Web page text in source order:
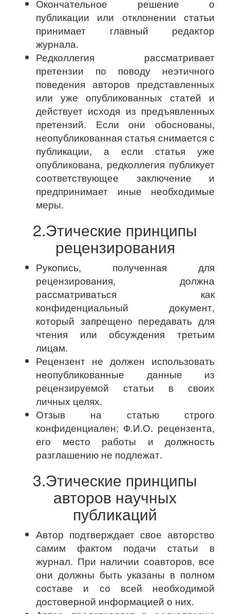
Окончательное решение о
публикации или отклонении статьи
принимает главный редактор
журнала.
Редколлегия рассматривает
претензии по поводу неэтичного
поведения авторов представленных
или уже опубликованных статей и
действует исходя из предъявленных
претензий. Если они обоснованы,
неопубликованная статья снимается с
публикации, а если статья уже
опубликована, редколлегия публикует
соответствующее заключение и
предпринимает иные необходимые
меры.
2.Этические принципы
рецензирования
Рукопись, полученная для
рецензирования, должна
рассматриваться как
конфиденциальный документ,
который запрещено передавать для
чтения или обсуждения третьим
лицам.
Рецензент не должен использовать
неопубликованные данные из
рецензируемой статьи в своих
личных целях.
Отзыв на статью строго
конфиденциален; Ф.И.О. рецензента,
его место работы и должность
разглашению не подлежат.
3.Этические принципы
авторов научных
публикаций
Автор подтверждает свое авторство
самим фактом подачи статьи в
журнал. При наличии соавторов, все
они должны быть указаны в полном
составе и со всей необходимой
достоверной информацией о них.